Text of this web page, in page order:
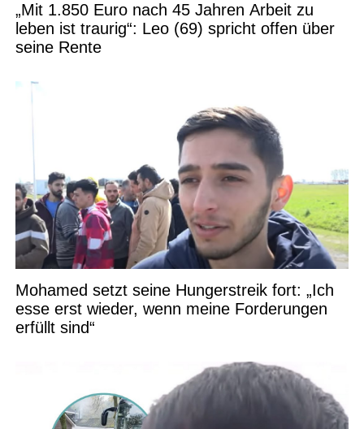
„Mit 1.850 Euro nach 45 Jahren Arbeit zu
leben ist traurig“: Leo (69) spricht offen über
seine Rente
Mohamed setzt seine Hungerstreik fort: „Ich
esse erst wieder, wenn meine Forderungen
erfüllt sind“